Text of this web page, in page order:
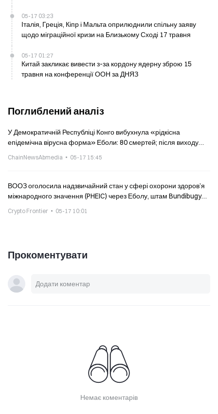
05-17 03:23
Італія, Греція, Кіпр і Мальта оприлюднили спільну заяву
щодо міграційної кризи на Близькому Сході 17 травня
05-17 01:27
Китай закликає вивести з-за кордону ядерну зброю 15
травня на конференції ООН за ДНЯЗ
Поглиблений аналіз
У Демократичній Республіці Конго вибухнула «рідкісна
епідемічна вірусна форма» Еболи: 80 смертей; після виходу
ChainNewsAbmedia 05-17 15:45
ВООЗ оголосила надзвичайний стан у сфері охорони здоров’я
міжнародного значення (PHEIC) через Еболу, штам Bundibugyo:
Crypto Frontier 05-17 10:01
Прокоментувати
Немає коментарів